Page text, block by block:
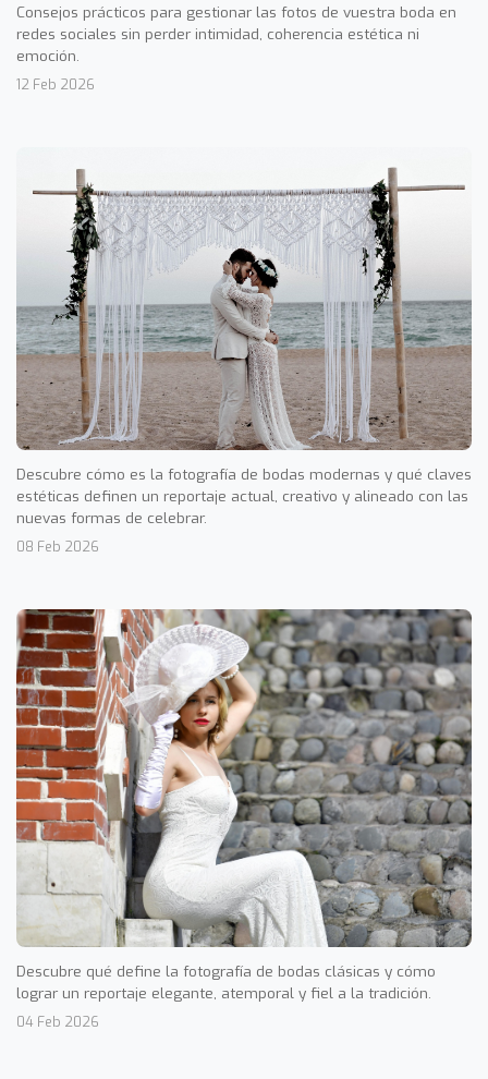
Consejos prácticos para gestionar las fotos de vuestra boda en
redes sociales sin perder intimidad, coherencia estética ni
emoción.
12 Feb 2026
Descubre cómo es la fotografía de bodas modernas y qué claves
estéticas definen un reportaje actual, creativo y alineado con las
nuevas formas de celebrar.
08 Feb 2026
Descubre qué define la fotografía de bodas clásicas y cómo
lograr un reportaje elegante, atemporal y fiel a la tradición.
04 Feb 2026